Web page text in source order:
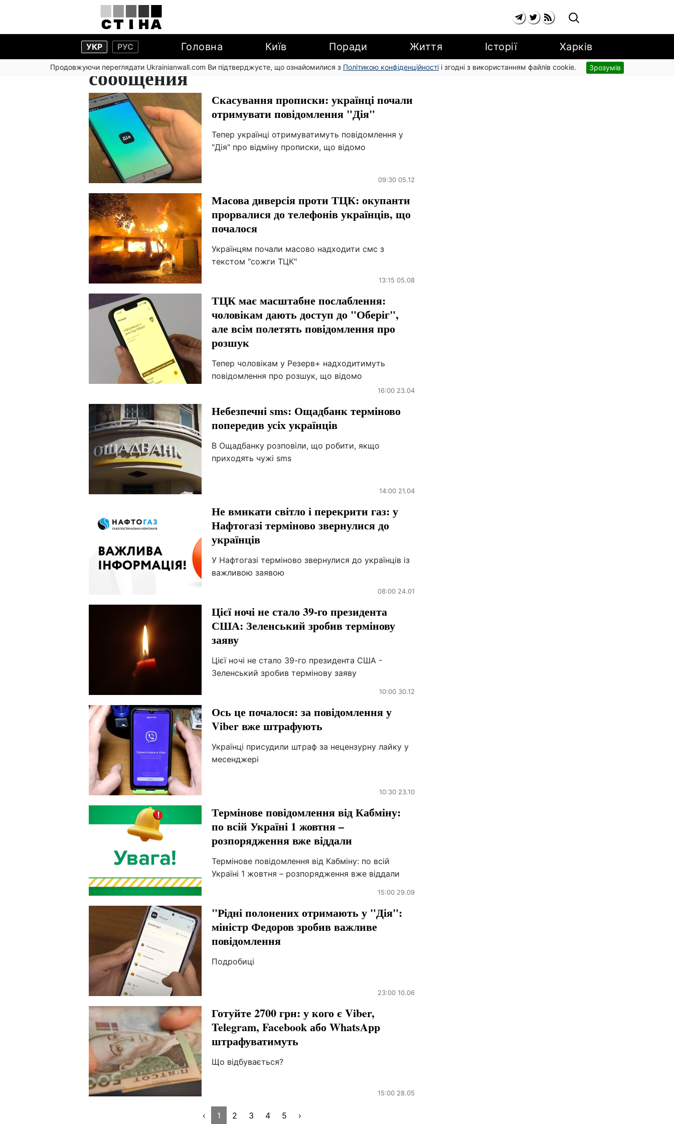
УКР РУС Головна Київ Поради Життя Історії Харків
Продовжуючи переглядати Ukrainianwall.com Ви підтверджуєте, що ознайомилися з Політикою конфіденційності і згодні з використанням файлів cookie. Зрозумів
сообщения
Скасування прописки: українці почали
отримувати повідомлення "Дія"
Тепер українці отримуватимуть повідомлення у
"Дія" про відміну прописки, що відомо
09:30 05.12
Масова диверсія проти ТЦК: окупанти
прорвалися до телефонів українців, що
почалося
Українцям почали масово надходити смс з
текстом "сожги ТЦК"
13:15 05.08
ТЦК має масштабне послаблення:
чоловікам дають доступ до "Оберіг",
але всім полетять повідомлення про
розшук
Тепер чоловікам у Резерв+ надходитимуть
повідомлення про розшук, що відомо
16:00 23.04
Небезпечні sms: Ощадбанк терміново
попередив усіх українців
В Ощадбанку розповіли, що робити, якщо
приходять чужі sms
14:00 21.04
Не вмикати світло і перекрити газ: у
Нафтогазі терміново звернулися до
українців
У Нафтогазі терміново звернулися до українців із
важливою заявою
08:00 24.01
Цієї ночі не стало 39-го президента
США: Зеленський зробив термінову
заяву
Цієї ночі не стало 39-го президента США -
Зеленський зробив термінову заяву
10:00 30.12
Ось це почалося: за повідомлення у
Viber вже штрафують
Українці присудили штраф за нецензурну лайку у
месенджері
10:30 23.10
Термінове повідомлення від Кабміну:
по всій Україні 1 жовтня –
розпорядження вже віддали
Термінове повідомлення від Кабміну: по всій
Україні 1 жовтня – розпорядження вже віддали
15:00 29.09
"Рідні полонених отримають у "Дія":
міністр Федоров зробив важливе
повідомлення
Подробиці
23:00 10.06
Готуйте 2700 грн: у кого є Viber,
Telegram, Facebook або WhatsApp
штрафуватимуть
Що відбувається?
15:00 28.05
‹ 1 2 3 4 5 ›